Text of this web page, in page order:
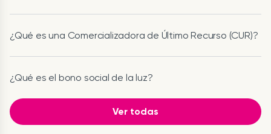
¿Qué es una Comercializadora de Último Recurso (CUR)?
¿Qué es el bono social de la luz?
Ver todas